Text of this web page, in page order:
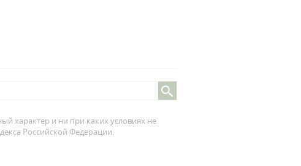
характер и ни при каких условиях не
Российской Федерации.